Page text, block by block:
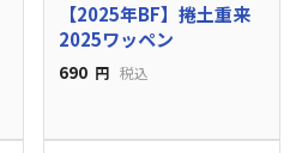
【2025年BF】捲土重来
2025ワッペン
690 円 税込